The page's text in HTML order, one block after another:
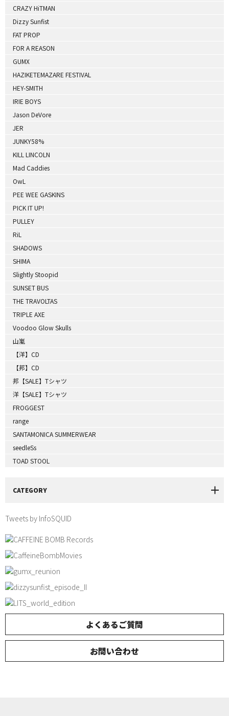
CRAZY HiTMAN
Dizzy Sunfist
FAT PROP
FOR A REASON
GUMX
HAZIKETEMAZARE FESTIVAL
HEY-SMITH
IRIE BOYS
Jason DeVore
JER
JUNKY58%
KILL LINCOLN
Mad Caddies
OwL
PEE WEE GASKINS
PICK IT UP!
PULLEY
RiL
SHADOWS
SHIMA
Slightly Stoopid
SUNSET BUS
THE TRAVOLTAS
TRIPLE AXE
Voodoo Glow Skulls
山嵐
【洋】CD
【邦】CD
邦【SALE】Tシャツ
洋【SALE】Tシャツ
FROGGEST
range
SANTAMONICA SUMMERWEAR
seedleSs
TOAD STOOL
CATEGORY
Tweets by InfoSQUID
よくあるご質問
お問い合わせ